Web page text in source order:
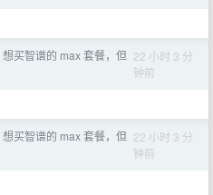
想买智谱的 max 套餐，但 22 小时 3 分
钟前
想买智谱的 max 套餐，但 22 小时 3 分
钟前